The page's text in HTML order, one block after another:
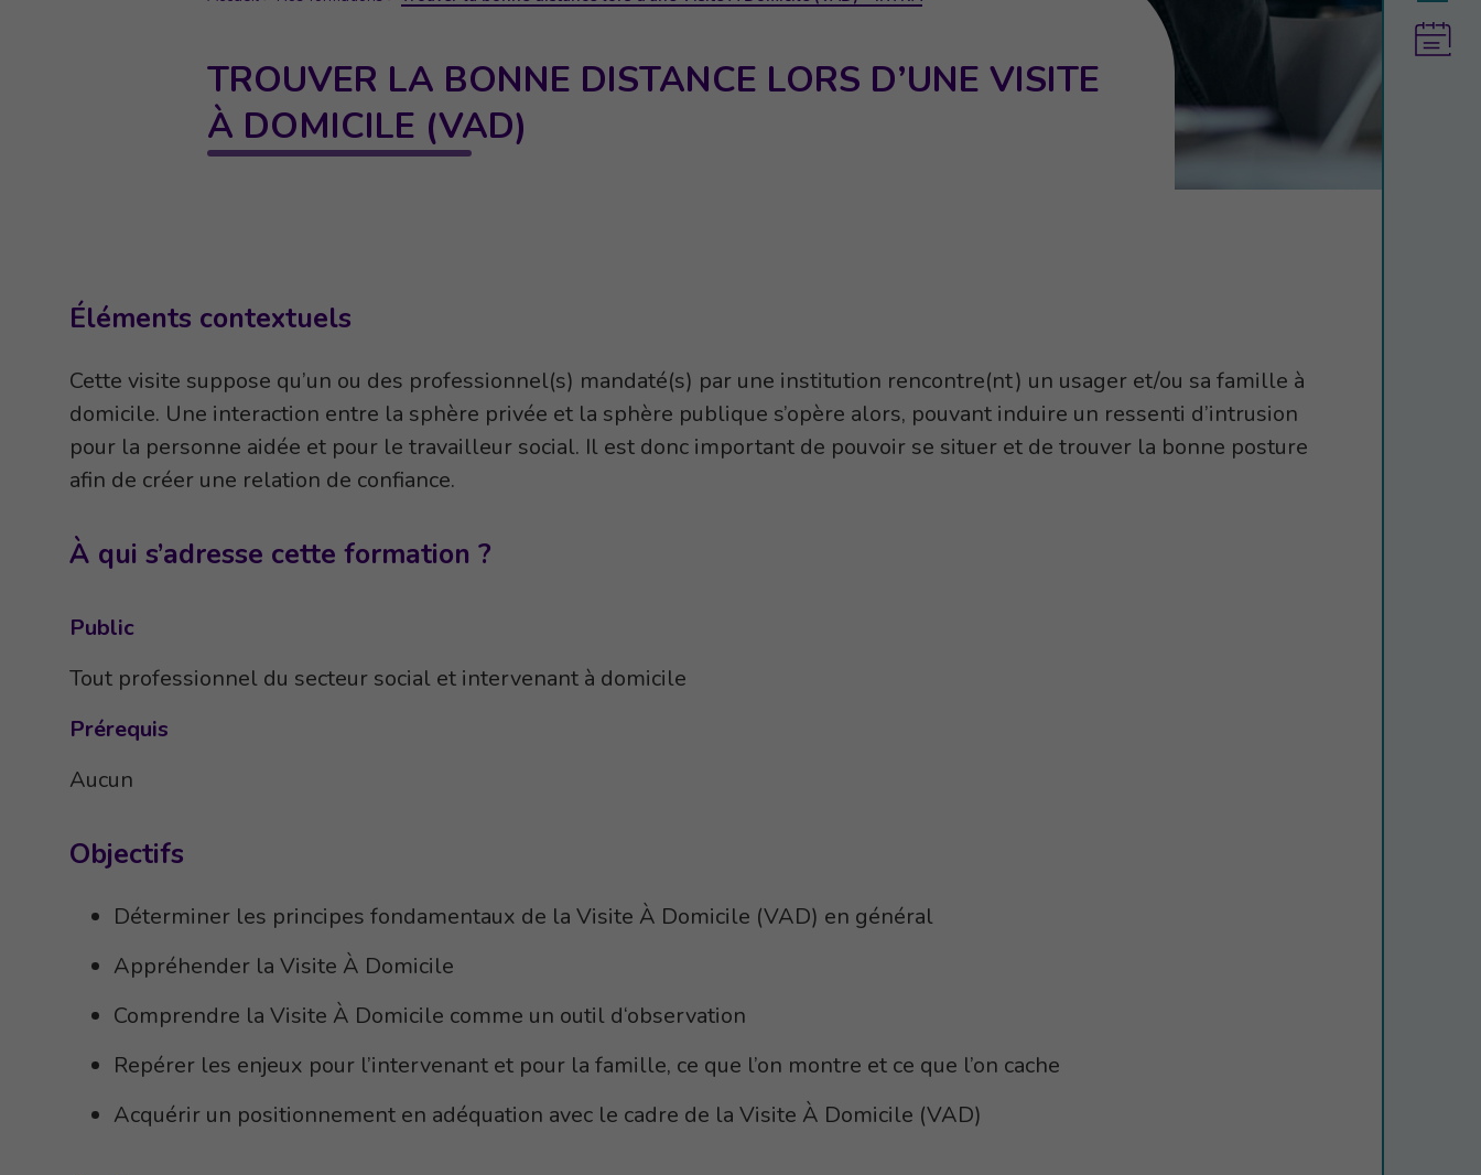
TROUVER LA BONNE DISTANCE LORS D’UNE VISITE
À DOMICILE (VAD)
Éléments contextuels
Cette visite suppose qu’un ou des professionnel(s) mandaté(s) par une institution rencontre(nt) un usager et/ou sa famille à
domicile. Une interaction entre la sphère privée et la sphère publique s’opère alors, pouvant induire un ressenti d’intrusion
pour la personne aidée et pour le travailleur social. Il est donc important de pouvoir se situer et de trouver la bonne posture
afin de créer une relation de confiance.
À qui s’adresse cette formation ?
Public
Tout professionnel du secteur social et intervenant à domicile
Prérequis
Aucun
Objectifs
Déterminer les principes fondamentaux de la Visite À Domicile (VAD) en général
Appréhender la Visite À Domicile
Comprendre la Visite À Domicile comme un outil d‘observation
Repérer les enjeux pour l’intervenant et pour la famille, ce que l’on montre et ce que l’on cache
Acquérir un positionnement en adéquation avec le cadre de la Visite À Domicile (VAD)